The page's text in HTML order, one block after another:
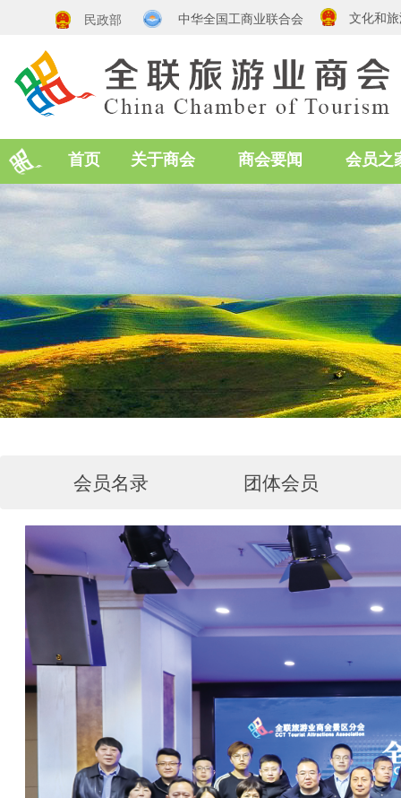
首页 关于商会 商会要闻 会员之
民政部 中华全国工商业联合会 文化和
会员名录 团体会员